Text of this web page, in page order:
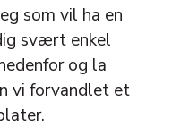
som vil ha en
svært enkel
og la
vi forvandlet et